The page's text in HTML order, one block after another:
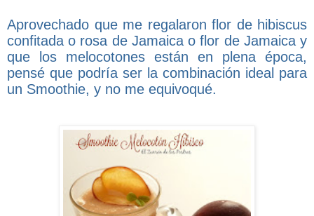
Aprovechado que me regalaron flor de hibiscus
confitada o rosa de Jamaica o flor de Jamaica y
que los melocotones están en plena época,
pensé que podría ser la combinación ideal para
un Smoothie, y no me equivoqué.